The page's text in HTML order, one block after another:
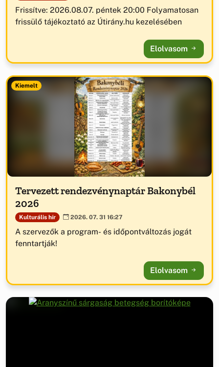
Frissítve: 2026.08.07. péntek 20:00 Folyamatosan
frissülő tájékoztató az Útirány.hu kezelésében
Elolvasom
Kiemelt
Tervezett rendezvénynaptár Bakonybél
2026
Kulturális hír 2026. 07. 31 16:27
A szervezők a program- és időpontváltozás jogát
fenntartják!
Elolvasom